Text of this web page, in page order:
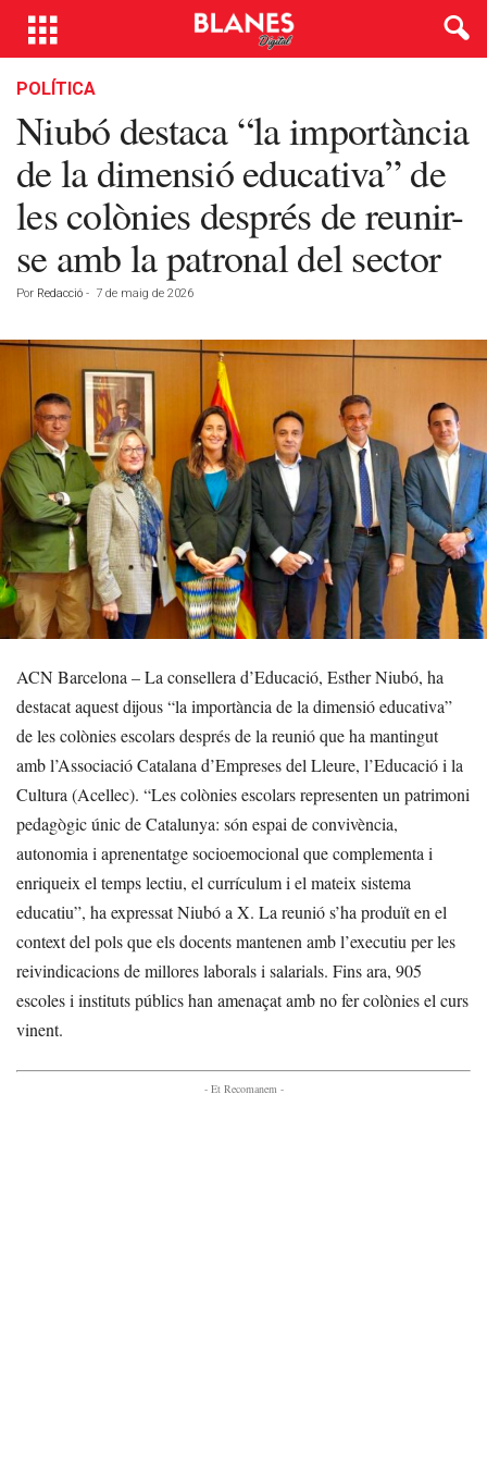
POLÍTICA
Niubó destaca “la importància
de la dimensió educativa” de
les colònies després de reunir-
se amb la patronal del sector
Por Redacció - 7 de maig de 2026
ACN Barcelona – La consellera d’Educació, Esther Niubó, ha
destacat aquest dijous “la importància de la dimensió educativa”
de les colònies escolars després de la reunió que ha mantingut
amb l’Associació Catalana d’Empreses del Lleure, l’Educació i la
Cultura (Acellec). “Les colònies escolars representen un patrimoni
pedagògic únic de Catalunya: són espai de convivència,
autonomia i aprenentatge socioemocional que complementa i
enriqueix el temps lectiu, el currículum i el mateix sistema
educatiu”, ha expressat Niubó a X. La reunió s’ha produït en el
context del pols que els docents mantenen amb l’executiu per les
reivindicacions de millores laborals i salarials. Fins ara, 905
escoles i instituts públics han amenaçat amb no fer colònies el curs
vinent.
- Et Recomanem -